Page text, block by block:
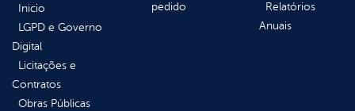
Inicio
LGPD e Governo
Digital
Licitações e
Contratos
Obras Públicas
pedido
Relatórios
Anuais